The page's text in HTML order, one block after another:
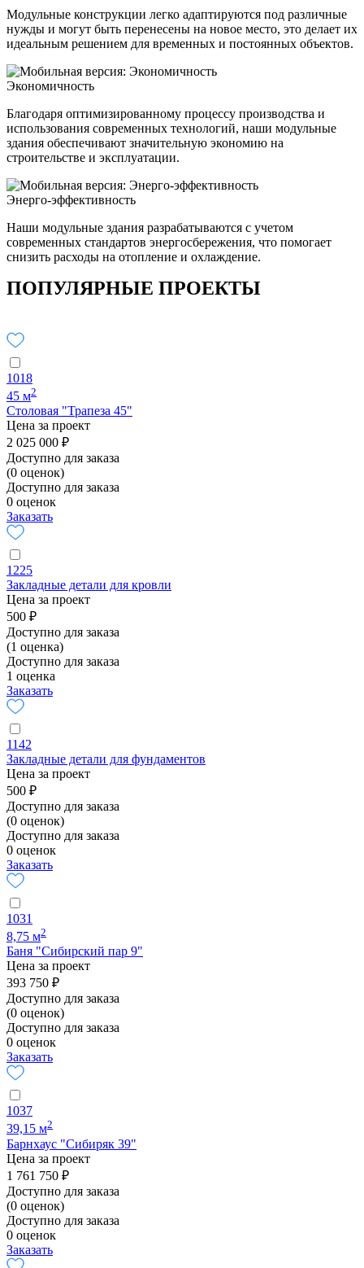
Модульные конструкции легко адаптируются под различные
нужды и могут быть перенесены на новое место, это делает их
идеальным решением для временных и постоянных объектов.
Экономичность
Благодаря оптимизированному процессу производства и
использования современных технологий, наши модульные
здания обеспечивают значительную экономию на
строительстве и эксплуатации.
Энерго-эффективность
Наши модульные здания разрабатываются с учетом
современных стандартов энергосбережения, что помогает
снизить расходы на отопление и охлаждение.
ПОПУЛЯРНЫЕ ПРОЕКТЫ
1018
45 м2
Столовая "Трапеза 45"
Цена за проект
2 025 000 ₽
Доступно для заказа
(0 оценок)
Доступно для заказа
0 оценок
Заказать
1225
Закладные детали для кровли
Цена за проект
500 ₽
Доступно для заказа
(1 оценка)
Доступно для заказа
1 оценка
Заказать
1142
Закладные детали для фундаментов
Цена за проект
500 ₽
Доступно для заказа
(0 оценок)
Доступно для заказа
0 оценок
Заказать
1031
8,75 м2
Баня "Сибирский пар 9"
Цена за проект
393 750 ₽
Доступно для заказа
(0 оценок)
Доступно для заказа
0 оценок
Заказать
1037
39,15 м2
Барнхаус "Сибиряк 39"
Цена за проект
1 761 750 ₽
Доступно для заказа
(0 оценок)
Доступно для заказа
0 оценок
Заказать